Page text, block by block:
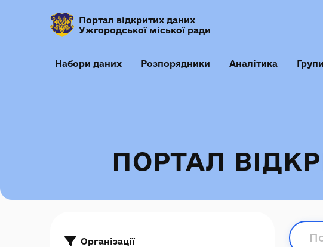
Портал відкритих даних
Ужгородської міської ради
Набори даних Розпорядники Аналітика Групи
ПОРТАЛ
Організації